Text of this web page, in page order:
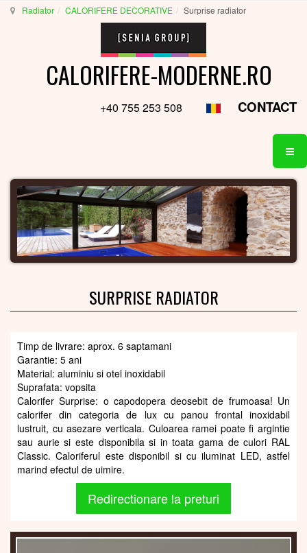
Radiator CALORIFERE DECORATIVE Surprise radiator
CALORIFERE-MODERNE.RO
+40 755 253 508 CONTACT
SURPRISE RADIATOR
Timp de livrare: aprox. 6 saptamani
Garantie: 5 ani
Material: aluminiu si otel inoxidabil
Suprafata: vopsita
Calorifer Surprise: o capodopera deosebit de frumoasa! Un
calorifer din categoria de lux cu panou frontal inoxidabil
lustruit, cu asezare verticala. Culoarea ramei poate fi argintie
sau aurie si este disponibila si in toata gama de culori RAL
Classic. Caloriferul este disponibil si cu iluminat LED, astfel
marind efectul de uimire.
Redirectionare la preturi